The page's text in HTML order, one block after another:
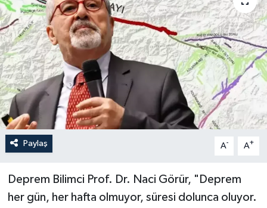
Paylaş A- A+
Deprem Bilimci Prof. Dr. Naci Görür, "Deprem
her gün, her hafta olmuyor, süresi dolunca oluyor.
AKTÜEL
EĞİTİM
İLÇELER
OTOPARK
TEKNOLOJİ
Son Dakika Haberleri
Haber Arşivi